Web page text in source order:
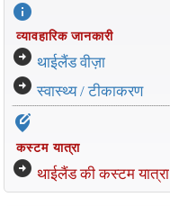
info
व्यावहारिक जानकारी
arrow_circle_right थाईलैंड वीज़ा
arrow_circle_right स्वास्थ्य / टीकाकरण
edit_location_alt
कस्टम यात्रा
arrow_circle_right थाईलैंड की कस्टम यात्रा